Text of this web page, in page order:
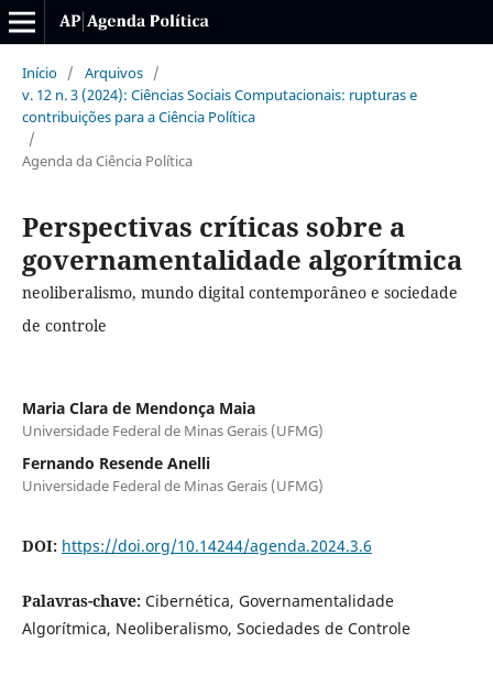
Início / Arquivos /
v. 12 n. 3 (2024): Ciências Sociais Computacionais: rupturas e
contribuições para a Ciência Política
/
Agenda da Ciência Política
Perspectivas críticas sobre a
governamentalidade algorítmica
neoliberalismo, mundo digital contemporâneo e sociedade
de controle
Maria Clara de Mendonça Maia
Universidade Federal de Minas Gerais (UFMG)
Fernando Resende Anelli
Universidade Federal de Minas Gerais (UFMG)
DOI: https://doi.org/10.14244/agenda.2024.3.6
Palavras-chave: Cibernética, Governamentalidade
Algorítmica, Neoliberalismo, Sociedades de Controle